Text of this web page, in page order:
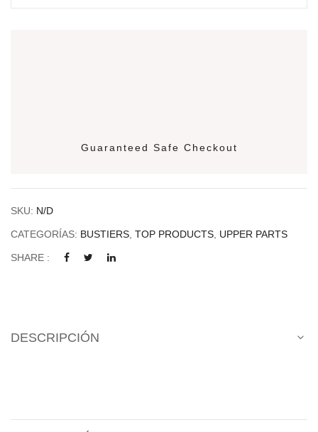
Guaranteed Safe Checkout
SKU: N/D
CATEGORÍAS: BUSTIERS TOP PRODUCTS UPPER PARTS
SHARE :
DESCRIPCIÓN